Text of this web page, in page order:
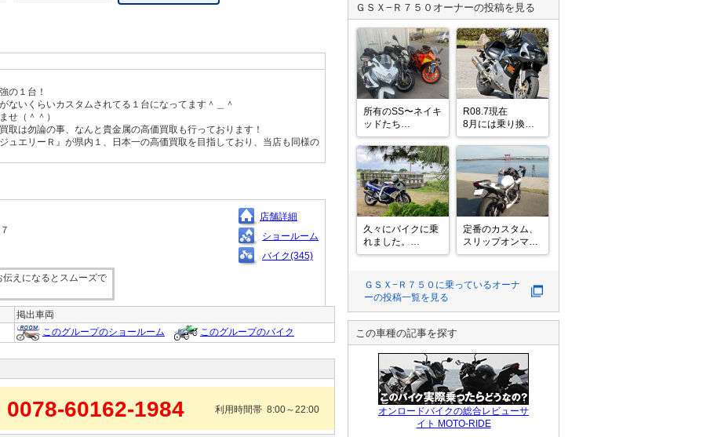
の１台！
ないくらいカスタムされてる１台になってます＾＿＾
せ（＾＾）
取は勿論の事、なんと貴金属の高価買取も行っております！
ュエリーＲ』が県内１、日本一の高価買取を目指しており、当店も同様の
伝えになるとスムーズで
店舗詳細
ショールーム
バイク(345)
掲出車両
このグループのショールーム
このグループのバイク
0078-60162-1984 利用時間帯 8:00～22:00
ＧＳＸ−Ｒ７５０ オーナーの投稿を見る
所有のSS〜ネイキ
ッドたち
圧倒的な高速性能
のGSX-R750
官能的な荒ぶる二
気筒SL750
単気筒、高回転域
仕様のRC390
とっても個性的な
彼女たちです
毎回、乗りこなし
R08.7現在
8月には乗り換え
予定
久々にバイクに乗
れました。
短時間だけ
なかなかの充実
度。
花も愛でて心の栄
ビタミンRが自分
には1番だけど！
定番のカスタム、
スリップオンマフ
ラーに交換してみ
はM4パフォーマン
スです。新品は7
ク納車される前に
手に入れていまし
ＧＳＸ−Ｒ７５０ に乗っているオーナ
ーの投稿一覧を見る
この車種の記事を探す
オンロードバイクの総合レビューサ
イト MOTO-RIDE